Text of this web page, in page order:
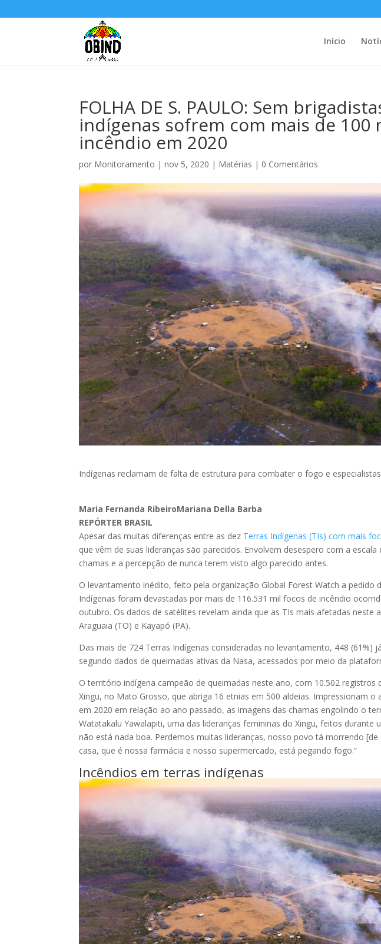
Início
FOLHA DE S. PAULO: Sem
indígenas sofrem com mais de 100
incêndio em 2020
por Monitoramento |nov 5, 2020 | Matérias | 0 Comentários
Indígenas reclamam de falta de estrutura para combater o fogo e
Maria Fernanda RibeiroMariana Della Barba
REPÓRTER BRASIL
Apesar das muitas diferenças entre as dez Terras Indígenas (TIs) com mais
que vêm de suas lideranças são parecidos. Envolvem desespero com a
chamas e a percepção de nunca terem visto algo parecido antes.
O levantamento inédito, feito pela organização Global Forest Watch a pedido
Indígenas foram devastadas por mais de 116.531 mil focos de incêndio
outubro. Os dados de satélites revelam ainda que as TIs mais afetadas neste
Araguaia (TO) e Kayapó (PA).
Das mais de 724 Terras Indígenas consideradas no levantamento, 448 (61%)
segundo dados de queimadas ativas da Nasa, acessados por meio da
O território indígena campeão de queimadas neste ano, com 10.502 registros
Xingu, no Mato Grosso, que abriga 16 etnias em 500 aldeias. Impressionam
em 2020 em relação ao ano passado, as imagens das chamas engolindo o
Watatakalu Yawalapiti, uma das lideranças femininas do Xingu, feitos durante
não está nada boa. Perdemos muitas lideranças, nosso povo tá morrendo
casa, que é nossa farmácia e nosso supermercado, está pegando fogo.”
Incêndios em terras indígenas